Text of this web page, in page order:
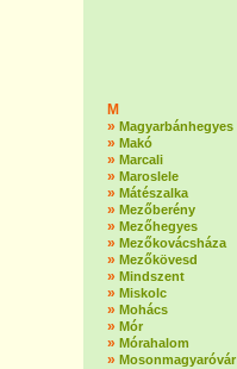
M
» Magyarbánhegyes
» Makó
» Marcali
» Maroslele
» Mátészalka
» Mezőberény
» Mezőhegyes
» Mezőkovácsháza
» Mezőkövesd
» Mindszent
» Miskolc
» Mohács
» Mór
» Mórahalom
» Mosonmagyaróvár